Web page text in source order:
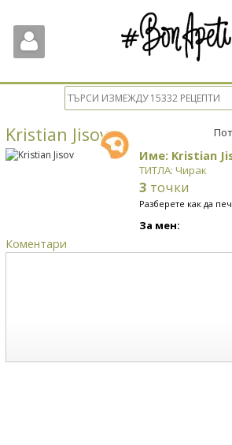
Kristian Jisov
Име: Kristian
ТИТЛА: Чирак
3 точки
Разберете как да
За мен:
Коментари